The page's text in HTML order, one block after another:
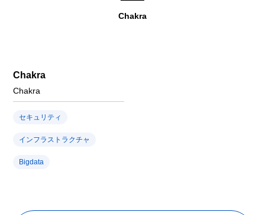
Chakra
Chakra
Chakra
セキュリティ
インフラストラクチャ
Bigdata